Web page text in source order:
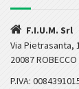
F.I.U.M. Srl
Via Pietrasanta,
20087 ROBECCO
P.IVA: